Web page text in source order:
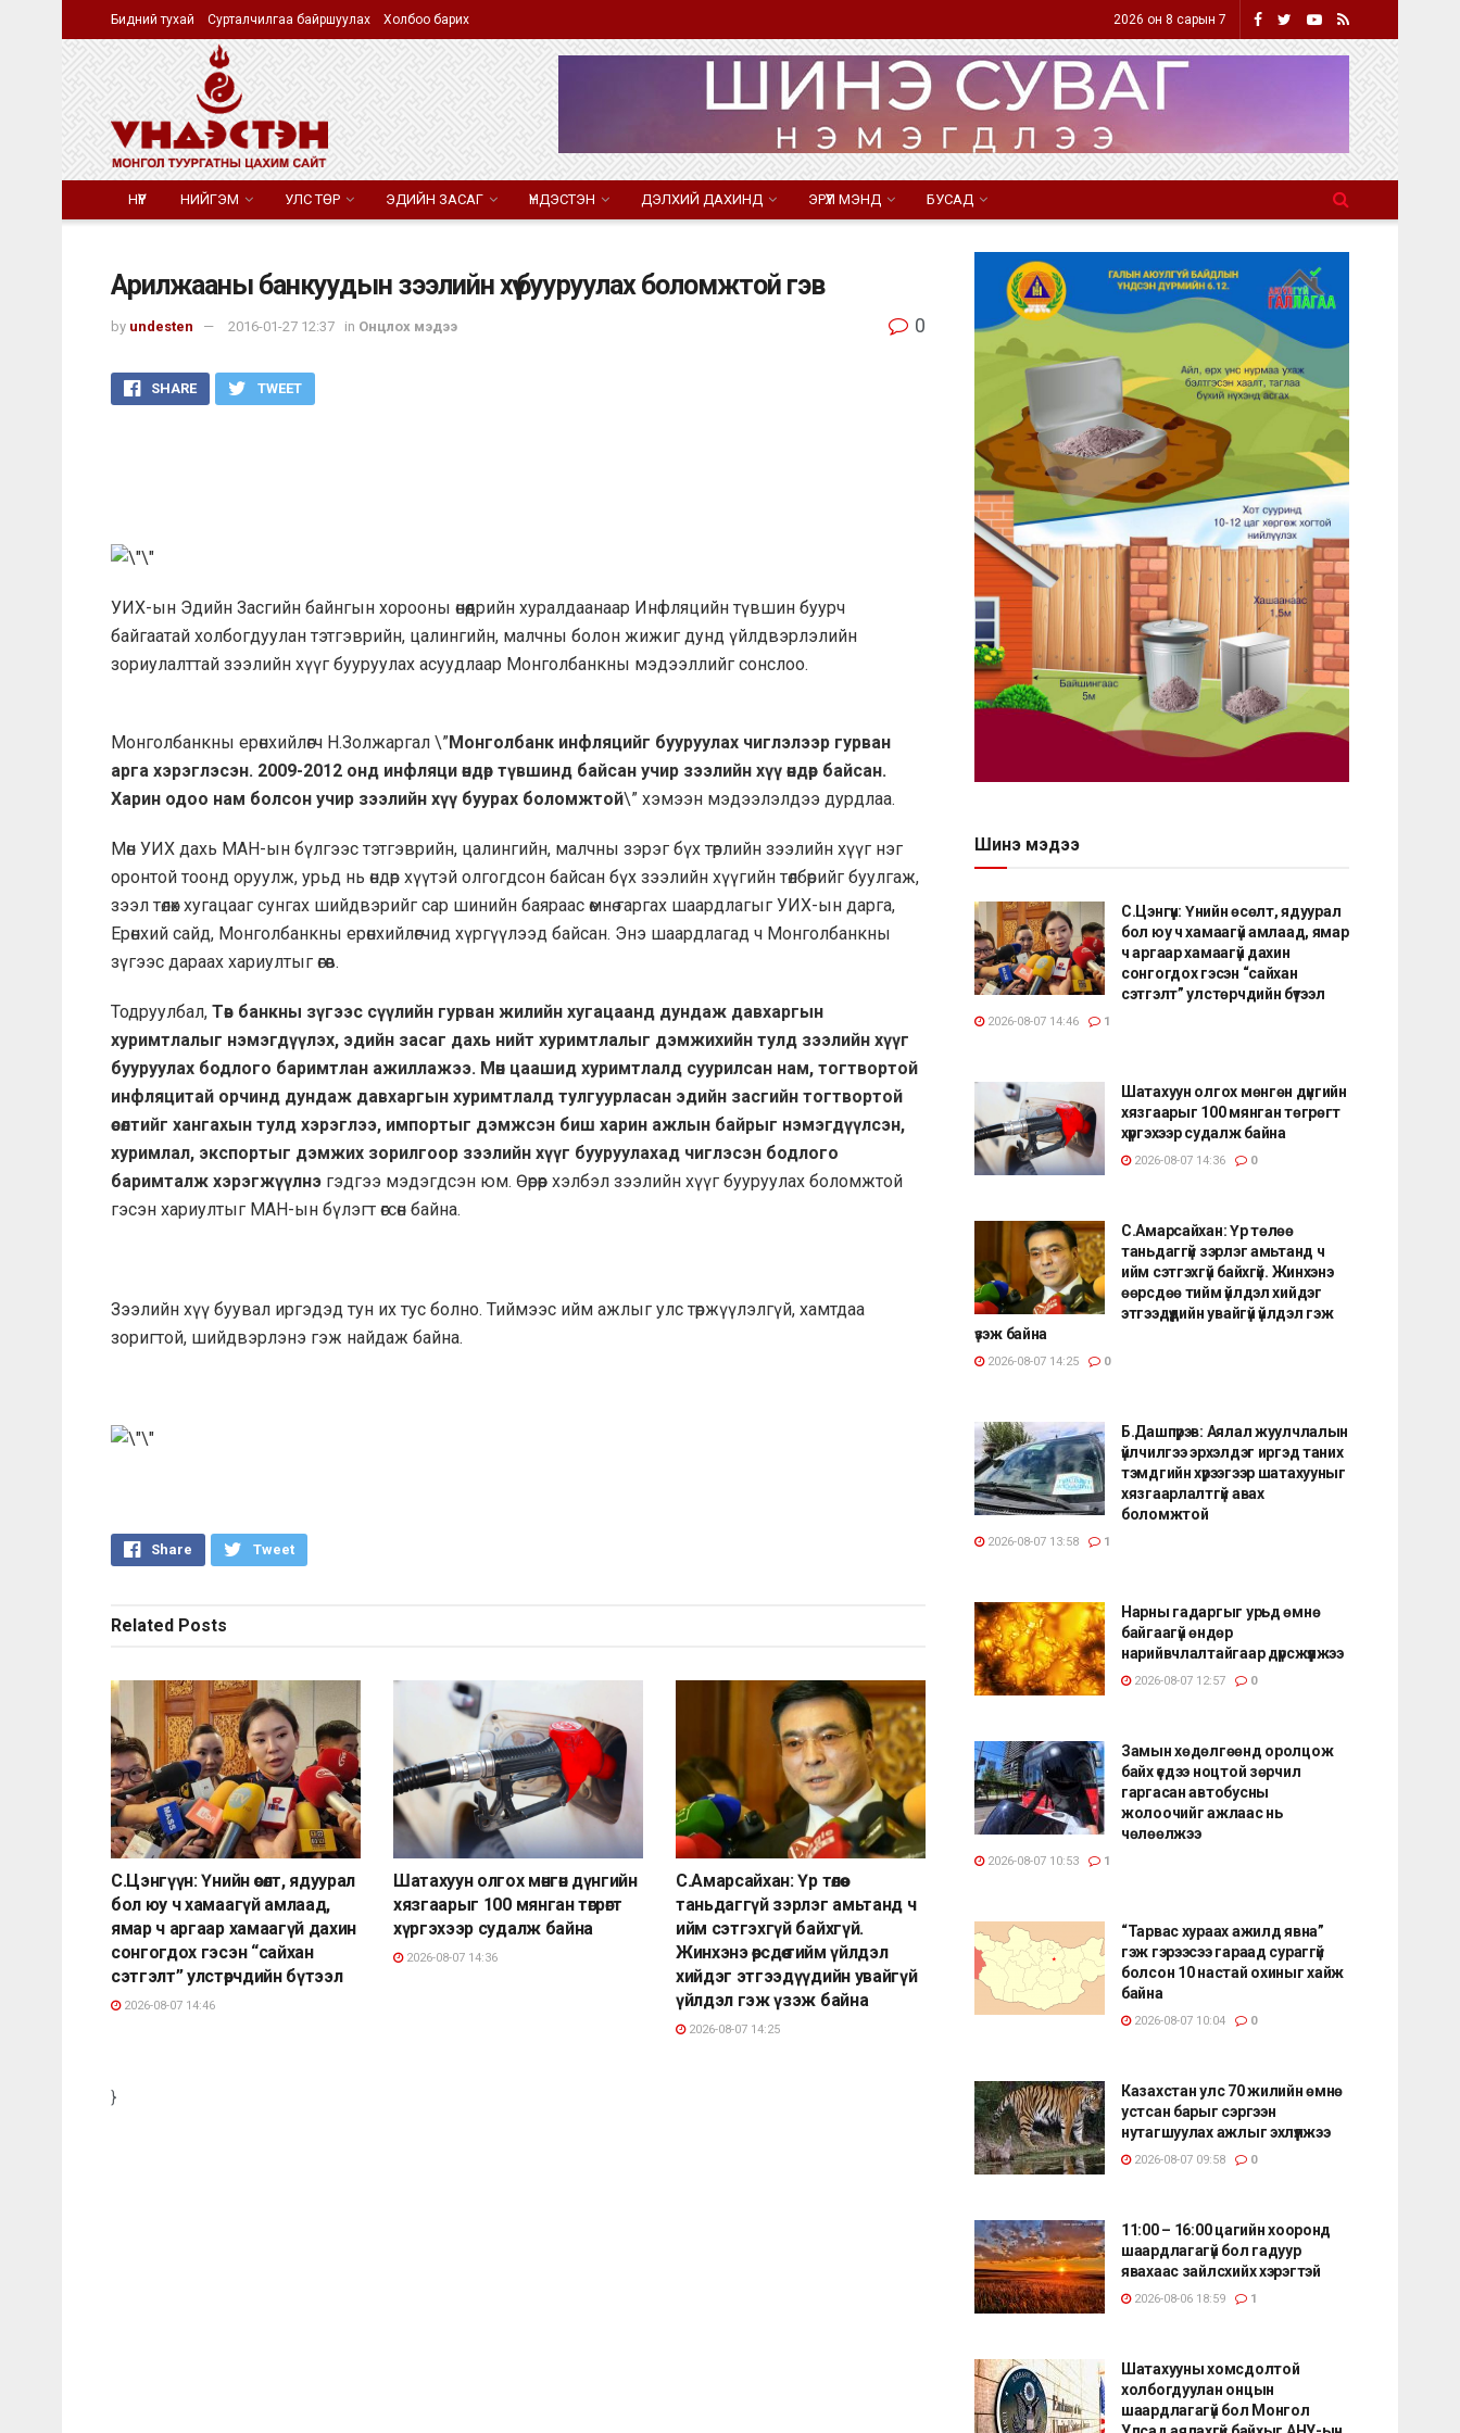
Бидний тухай Сурталчилгаа байршуулах Холбоо барих 2026 он 8 сарын 7
НҮҮР НИЙГЭМ УЛС ТӨР ЭДИЙН ЗАСАГ ҮНДЭСТЭН ДЭЛХИЙ ДАХИНД ЭРҮҮЛ МЭНД БУСАД
Арилжааны банкуудын зээлийн хүү бууруулах боломжтой гэв
by undesten 2016-01-27 12:37 in Онцлох мэдээ 0
SHARE TWEET
УИХ-ын Эдийн Засгийн байнгын хорооны өнөөдрийн хуралдаанаар Инфляцийн түвшин буурч
байгаатай холбогдуулан тэтгэврийн, цалингийн, малчны болон жижиг дунд үйлдвэрлэлийн
зориулалттай зээлийн хүүг бууруулах асуудлаар Монголбанкны мэдээллийг сонслоо.
Монголбанкны ерөнхийлөгч Н.Золжаргал \”Монголбанк инфляцийг бууруулах чиглэлээр гурван
арга хэрэглэсэн. 2009-2012 онд инфляци өндөр түвшинд байсан учир зээлийн хүү өндөр байсан.
Харин одоо нам болсон учир зээлийн хүү буурах боломжтой\” хэмээн мэдээлэлдээ дурдлаа.
Мөн УИХ дахь МАН-ын бүлгээс тэтгэврийн, цалингийн, малчны зэрэг бүх төрлийн зээлийн хүүг нэг
оронтой тоонд оруулж, урьд нь өндөр хүүтэй олгогдсон байсан бүх зээлийн хүүгийн төлбөрийг буулгаж,
зээл төлөх хугацааг сунгах шийдвэрийг сар шинийн баяраас өмнө гаргах шаардлагыг УИХ-ын дарга,
Ерөнхий сайд, Монголбанкны ерөнхийлөгчид хүргүүлээд байсан. Энэ шаардлагад ч Монголбанкны
зүгээс дараах хариултыг өгөв.
Тодруулбал, Төв банкны зүгээс сүүлийн гурван жилийн хугацаанд дундаж давхаргын
хуримтлалыг нэмэгдүүлэх, эдийн засаг дахь нийт хуримтлалыг дэмжихийн тулд зээлийн хүүг
бууруулах бодлого баримтлан ажиллажээ. Мөн цаашид хуримтлалд суурилсан нам, тогтвортой
инфляцитай орчинд дундаж давхаргын хуримтлалд тулгуурласан эдийн засгийн тогтвортой
өсөлтийг хангахын тулд хэрэглээ, импортыг дэмжсэн биш харин ажлын байрыг нэмэгдүүлсэн,
хуримлал, экспортыг дэмжих зорилгоор зээлийн хүүг бууруулахад чиглэсэн бодлого
баримталж хэрэгжүүлнэ гэдгээ мэдэгдсэн юм. Өөрөөр хэлбэл зээлийн хүүг бууруулах боломжтой
гэсэн хариултыг МАН-ын бүлэгт өгсөн байна.
Зээлийн хүү буувал иргэдэд тун их тус болно. Тиймээс ийм ажлыг улс төржүүлэлгүй, хамтдаа
зоригтой, шийдвэрлэнэ гэж найдаж байна.
Share Tweet
Related Posts
С.Цэнгүүн: Үнийн өсөлт, ядуурал
бол юу ч хамаагүй амлаад,
ямар ч аргаар хамаагүй дахин
сонгогдох гэсэн “сайхан
сэтгэлт” улстөрчдийн бүтээл
2026-08-07 14:46
Шатахуун олгох мөнгөн дүнгийн
хязгаарыг 100 мянган төгрөгт
хүргэхээр судалж байна
2026-08-07 14:36
С.Амарсайхан: Үр төлөө
таньдаггүй зэрлэг амьтанд ч
ийм сэтгэхгүй байхгүй.
Жинхэнэ өөрсдөө тийм үйлдэл
хийдэг этгээдүүдийн увайгүй
үйлдэл гэж үзэж байна
2026-08-07 14:25
}
Шинэ мэдээ
С.Цэнгүүн: Үнийн өсөлт, ядуурал
бол юу ч хамаагүй амлаад, ямар
ч аргаар хамаагүй дахин
сонгогдох гэсэн “сайхан
сэтгэлт” улстөрчдийн бүтээл
2026-08-07 14:46 1
Шатахуун олгох мөнгөн дүнгийн
хязгаарыг 100 мянган төгрөгт
хүргэхээр судалж байна
2026-08-07 14:36 0
С.Амарсайхан: Үр төлөө
таньдаггүй зэрлэг амьтанд ч
ийм сэтгэхгүй байхгүй. Жинхэнэ
өөрсдөө тийм үйлдэл хийдэг
этгээдүүдийн увайгүй үйлдэл гэж
үзэж байна
2026-08-07 14:25 0
Б.Дашпүрэв: Аялал жуулчлалын
үйлчилгээ эрхэлдэг иргэд таних
тэмдгийн хүрээгээр шатахууныг
хязгаарлалтгүй авах
боломжтой
2026-08-07 13:58 1
Нарны гадаргыг урьд өмнө
байгаагүй өндөр
нарийвчлалтайгаар дүрсжүүлжээ
2026-08-07 12:57 0
Замын хөдөлгөөнд оролцож
байх үедээ ноцтой зөрчил
гаргасан автобусны
жолоочийг ажлаас нь
чөлөөлжээ
2026-08-07 10:53 1
“Тарвас хураах ажилд явна”
гэж гэрээсээ гараад сураггүй
болсон 10 настай охиныг хайж
байна
2026-08-07 10:04 0
Казахстан улс 70 жилийн өмнө
устсан барыг сэргээн
нутагшуулах ажлыг эхлүүлжээ
2026-08-07 09:58 0
11:00 – 16:00 цагийн хооронд
шаардлагагүй бол гадуур
явахаас зайлсхийх хэрэгтэй
2026-08-06 18:59 1
Шатахууны хомсдолтой
холбогдуулан онцын
шаардлагагүй бол Монгол